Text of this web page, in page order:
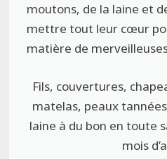
moutons, de la laine et
mettre tout leur cœur
matière de
Fils, couvertures,
matelas, peaux
laine à du bon en toute
mois